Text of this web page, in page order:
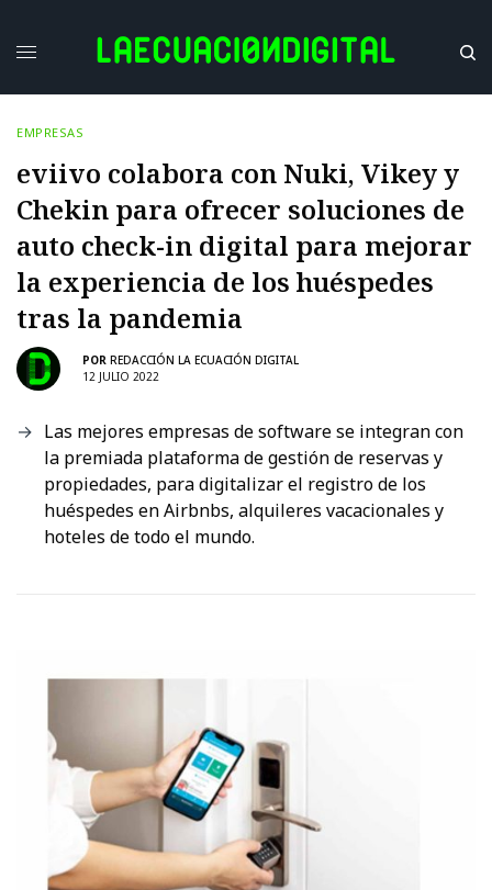
EMPRESAS
eviivo colabora con Nuki, Vikey y
Chekin para ofrecer soluciones de
auto check-in digital para mejorar
la experiencia de los huéspedes
tras la pandemia
POR REDACCIÓN LA ECUACIÓN DIGITAL
12 JULIO 2022
Las mejores empresas de software se integran con
la premiada plataforma de gestión de reservas y
propiedades, para digitalizar el registro de los
huéspedes en Airbnbs, alquileres vacacionales y
hoteles de todo el mundo.